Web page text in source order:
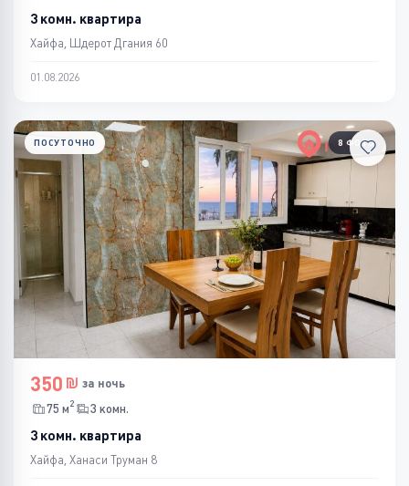
3 комн. квартира
Хайфа, Шдерот Дгания 60
01.08.2026
8 ФОТО
ПОСУТОЧНО
350
за ночь
75 м2 3 комн.
3 комн. квартира
Хайфа, Ханаси Труман 8